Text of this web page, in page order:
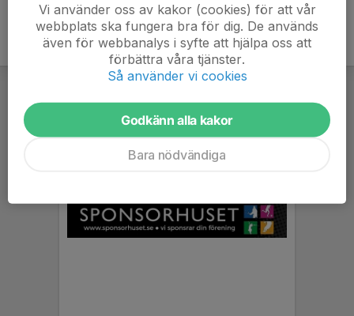
Vi använder oss av kakor (cookies) för att vår
webbplats ska fungera bra för dig. De används
även för webbanalys i syfte att hjälpa oss att
förbättra våra tjänster.
Så använder vi cookies
Godkänn alla kakor
Bara nödvändiga